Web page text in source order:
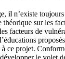
il n’existe
théorique sur les
facteurs de
ce projet.
le volet